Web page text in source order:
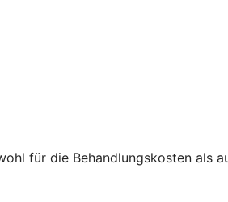
für die Behandlungskosten als